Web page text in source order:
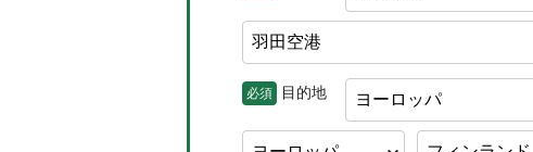
必須 目的地 ヨーロッパ